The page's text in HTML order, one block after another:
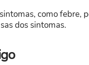
como febre,
dos sintomas.